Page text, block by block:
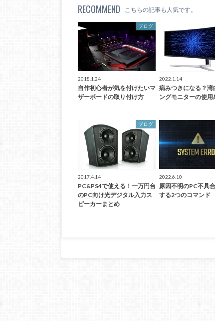
RECOMMEND こちらの記事も人気です。
ブログ
2018.1.24
自作初心者が気を付けたいマ
ザーボードの取り付け方
2022.1.14
病みつきになる？湾
ングモニターの使用
ブログ
2017.4.14
PC&PS4で使える！一万円台
のPC向け光デジタル入力ス
ピーカーまとめ
2022.6.10
原因不明のPC不具
する2つのコマンド